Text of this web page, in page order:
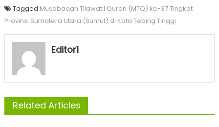
Tagged Musabaqah Tilawatil Quran (MTQ) ke-37 Tingkat
Provinsi Sumatera Utara (Sumut) di Kota Tebing Tinggi
Editor1
Related Articles